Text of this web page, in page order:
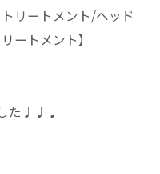
リートメント/ヘッド
ートメント】
した♩♩♩